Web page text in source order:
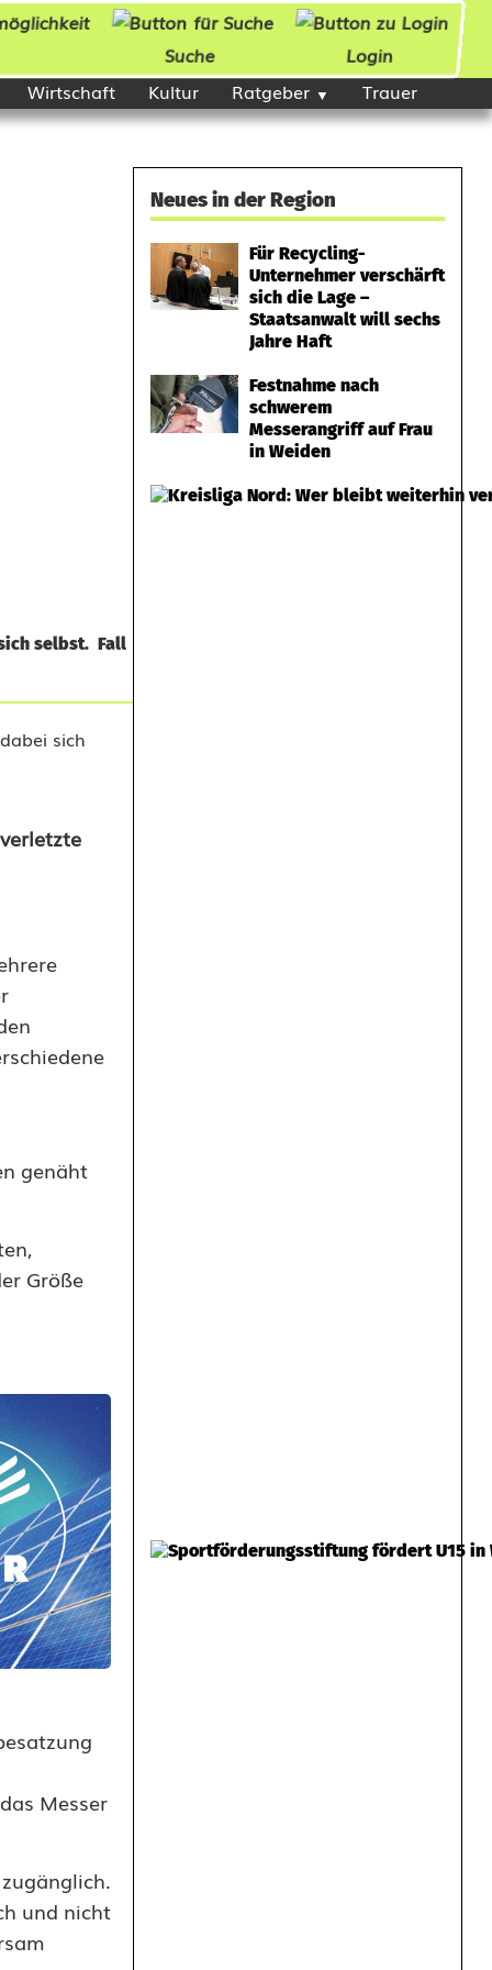
Suche
Login
Wirtschaft Kultur Ratgeber Trauer
selbst. Fall
genäht
Größe
Messer
und nicht
Neues in der Region
Für Recycling-
Unternehmer verschärft
sich die Lage –
Staatsanwalt will sechs
Jahre Haft
Festnahme nach
schwerem
Messerangriff auf Frau
in Weiden